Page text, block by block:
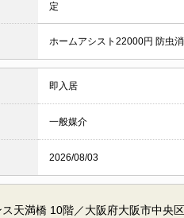
定
ホームアシスト22000円 防虫
即入居
一般媒介
2026/08/03
天満橋 10階／大阪府大阪市中央